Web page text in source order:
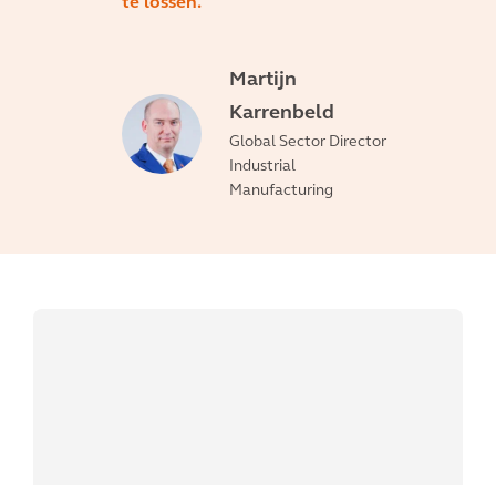
Martijn
Karrenbeld
Global Sector Director
Industrial
Manufacturing